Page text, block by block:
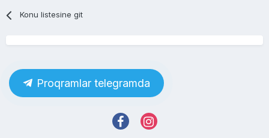
Konu listesine git
Proqramlar telegramda